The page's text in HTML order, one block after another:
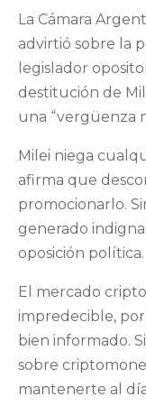
La Cámara
advirtió sobre la
legislador
destitución de
una “vergüenza
Milei niega
afirma que
promocionarlo.
generado
oposición política.
El mercado
impredecible,
bien informado.
sobre
mantenerte al